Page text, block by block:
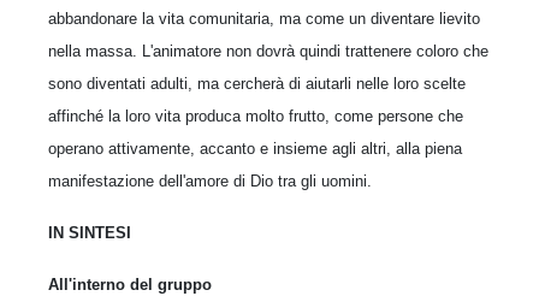
abbandonare la vita comunitaria, ma come un diventare lievito
nella massa. L'animatore non dovrà quindi trattenere coloro che
sono diventati adulti, ma cercherà di aiutarli nelle loro scelte
affinché la loro vita produca molto frutto, come persone che
operano attivamente, accanto e insieme agli altri, alla piena
manifestazione dell'amore di Dio tra gli uomini.
IN SINTESI
All'interno del gruppo